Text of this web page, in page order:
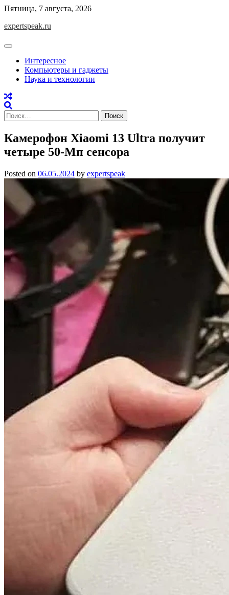
Skip
content
Пятница, 7 августа, 2026
expertspeak.ru
Интересное
Компьютеры и гаджеты
Наука и технологии
Найти:
Камерофон Xiaomi 13 Ultra получит
четыре 50-Мп сенсора
Posted on 06.05.2024 by expertspeak